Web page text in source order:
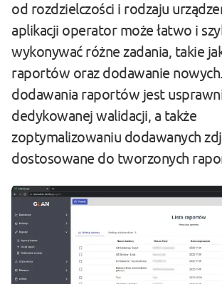
od rozdzielczości i rodzaju
aplikacji operator może łatwo i
wykonywać różne zadania, takie
raportów oraz dodawanie
dodawania raportów jest
dedykowanej walidacji, a także
zoptymalizowaniu dodawanych
dostosowane do tworzonych